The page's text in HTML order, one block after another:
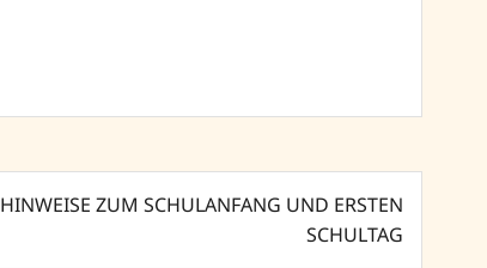
HINWEISE ZUM SCHULANFANG UND ERSTEN
SCHULTAG